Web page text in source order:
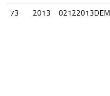
73
2013 02122013DEM